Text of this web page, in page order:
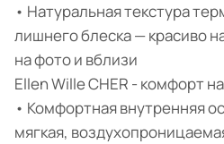
• Натуральная текстура
лишнего блеска — красиво
на фото и вблизи
Ellen Wille CHER - комфорт
• Комфортная внутренняя
мягкая,